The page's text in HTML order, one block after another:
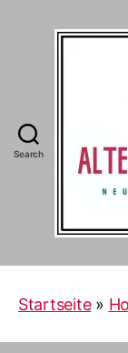
Search
Startseite»